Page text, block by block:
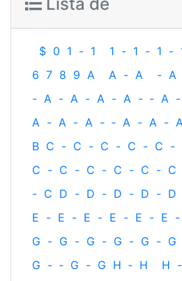
Lista de
$ 0 1 - 1 1 - 1 - 1 -
6 7 8 9 A A - A - A
- A - A - A - A - ‐ A -
A - A - A - ‐ A - A -
B C - C - C - C - C -
C - C - C - C - C - C
- C D - D - D - D - D
E - E - E - E - E - E -
G - G - G - G - G - G
G - ‐ G - G H ‐ H H -